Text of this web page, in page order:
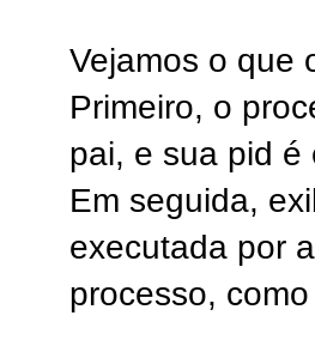
Vejamos o que
Primeiro, o
pai, e sua pid é
Em seguida,
executada por
processo,